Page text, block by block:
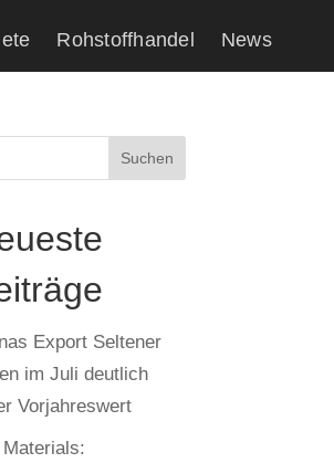
Rohstoffhandel News
Suchen
Export Seltener
im Juli deutlich
Vorjahreswert
Materials: